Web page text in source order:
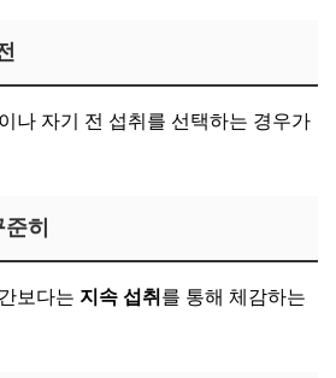
나 자기 전 섭취를 선택하는 경우가
히
보다는 지속 섭취를 통해 체감하는